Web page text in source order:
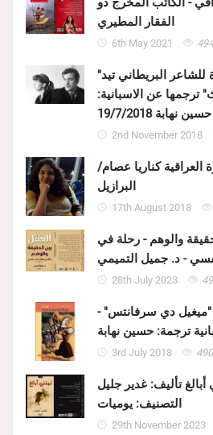
الفقار المطيري
6th May 2021
"القصيدة الأخيرة للشاعر البريطاني تيد
ترجمها عن الاسبانية:
حسين نهابة 19/7/2018
2nd November 2018
كناريا عصام/
البرازيل
17th August 2018
والوهم - رحلة في
- د. جميل التميمي
28th July 2023
دي سرفانتس" -
ترجمة: حسين نهابة
3rd July 2018
أبالغ تأليف: غدير جليل
التصنيف: يوميات
29th November 2023